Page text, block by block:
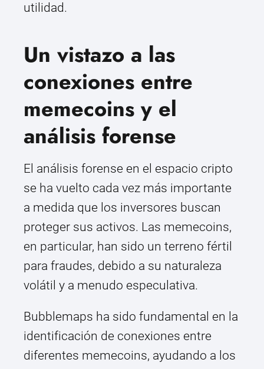
utilidad.
Un vistazo a las
conexiones entre
memecoins y el
análisis forense
El análisis forense en el espacio cripto
se ha vuelto cada vez más importante
a medida que los inversores buscan
proteger sus activos. Las memecoins,
en particular, han sido un terreno fértil
para fraudes, debido a su naturaleza
volátil y a menudo especulativa.
Bubblemaps ha sido fundamental en la
identificación de conexiones entre
diferentes memecoins, ayudando a los